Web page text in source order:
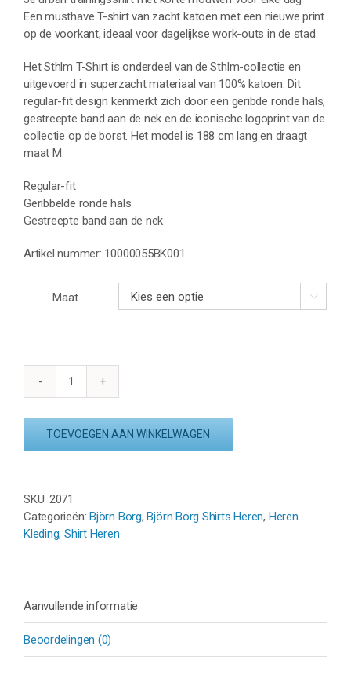
Een musthave T-shirt van zacht katoen met een nieuwe print
op de voorkant, ideaal voor dagelijkse work-outs in de stad.
Het Sthlm T-Shirt is onderdeel van de Sthlm-collectie en
uitgevoerd in superzacht materiaal van 100% katoen. Dit
regular-fit design kenmerkt zich door een geribde ronde hals,
gestreepte band aan de nek en de iconische logoprint van de
collectie op de borst. Het model is 188 cm lang en draagt
maat M.
Regular-fit
Geribbelde ronde hals
Gestreepte band aan de nek
Artikel nummer: 10000055BK001
Maat 
STHLM
aantal
TOEVOEGEN AAN WINKELWAGEN
SKU: 2071
Categorieën: Björn Borg, Björn Borg Shirts Heren, Heren
Kleding, Shirt Heren
Aanvullende informatie
Beoordelingen (0)